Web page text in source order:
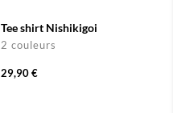
Tee shirt Nishikigoi
2 couleurs
29,90 €